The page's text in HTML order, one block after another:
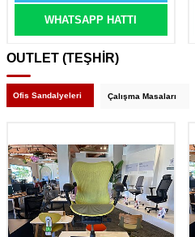
WHATSAPP HATTI
OUTLET (TEŞHİR)
Ofis Sandalyeleri Çalışma Masaları